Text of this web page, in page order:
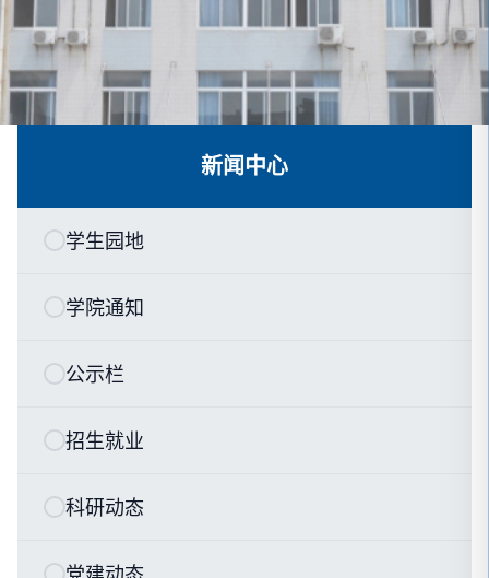
新闻中心
学生园地
学院通知
公示栏
招生就业
科研动态